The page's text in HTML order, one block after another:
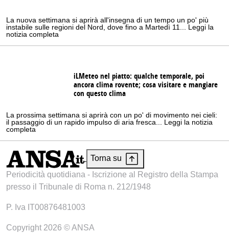
La nuova settimana si aprirà all'insegna di un tempo un po' più
instabile sulle regioni del Nord, dove fino a Martedì 11... Leggi la
notizia completa
iLMeteo nel piatto: qualche temporale, poi
ancora clima rovente; cosa visitare e mangiare
con questo clima
La prossima settimana si aprirà con un po' di movimento nei cieli:
il passaggio di un rapido impulso di aria fresca... Leggi la notizia
completa
Torna su
Periodicità quotidiana - Iscrizione al Registro della Stampa
presso il Tribunale di Roma n. 212/1948
P. Iva IT00876481003
Copyright 2026 © ANSA